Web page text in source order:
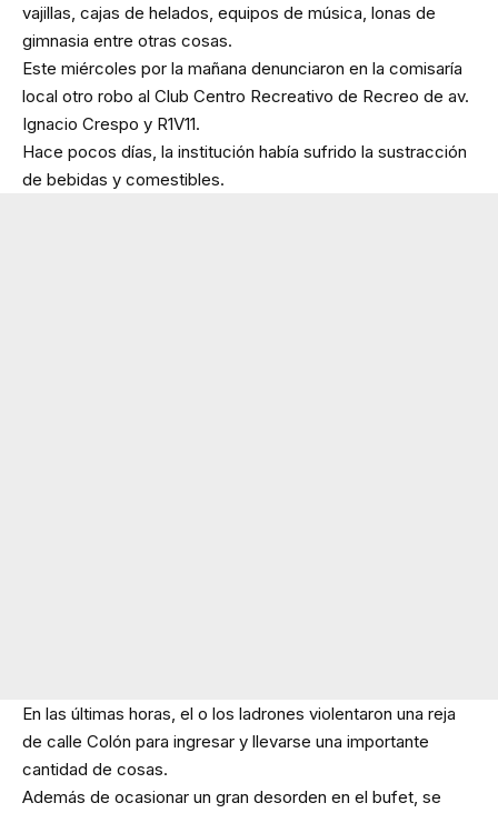
vajillas, cajas de helados, equipos de música, lonas de
gimnasia entre otras cosas.
Este miércoles por la mañana denunciaron en la comisaría
local otro robo al Club Centro Recreativo de Recreo de av.
Ignacio Crespo y R1V11.
Hace pocos días, la institución había sufrido la sustracción
de bebidas y comestibles.
En las últimas horas, el o los ladrones violentaron una reja
de calle Colón para ingresar y llevarse una importante
cantidad de cosas.
Además de ocasionar un gran desorden en el bufet, se